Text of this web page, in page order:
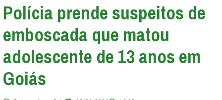
Polícia prende suspeitos de
emboscada que matou
adolescente de 13 anos em
Goiás